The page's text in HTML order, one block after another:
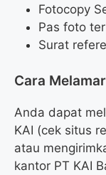
Fotocopy
Pas foto
Surat
Cara
Anda dapat
KAI (cek situs
atau
kantor PT KAI